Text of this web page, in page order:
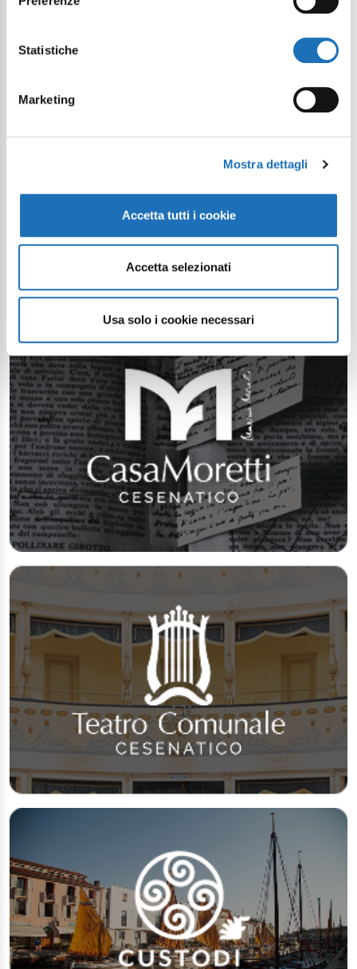
Statistiche
Marketing
Mostra dettagli
Accetta tutti i cookie
Accetta selezionati
Usa solo i cookie necessari